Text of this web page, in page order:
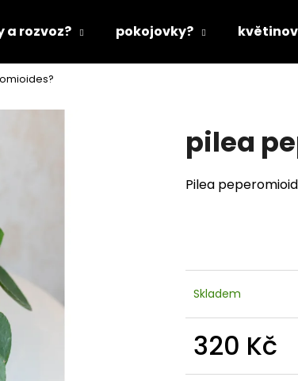
a rozvoz? pokojovky?
pilea
Pilea
Skladem
320 Kč
Co potřebujete najít?
HLEDAT